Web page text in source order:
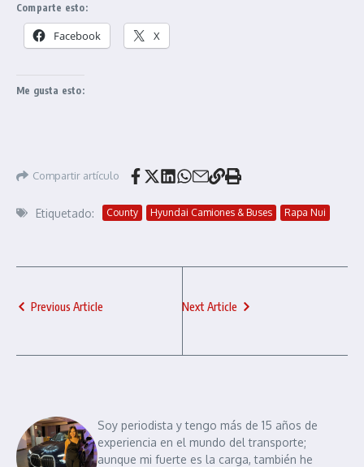
Comparte esto:
Facebook X
Me gusta esto:
Compartir artículo
Etiquetado: County Hyundai Camiones & Buses Rapa Nui
Previous Article Next Article
Soy periodista y tengo más de 15 años de
experiencia en el mundo del transporte;
aunque mi fuerte es la carga, también he